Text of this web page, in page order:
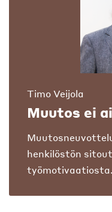
Timo Veijola
Muutos ei
henkilöstön
työmotivaatiosta.